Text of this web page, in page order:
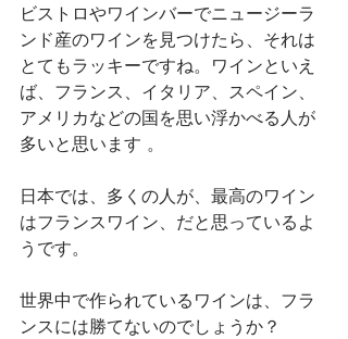
ビストロやワインバーでニュージーラ
ンド産のワインを見つけたら、それは
とてもラッキーですね。ワインといえ
ば、フランス、イタリア、スペイン、
アメリカなどの国を思い浮かべる人が
多いと思います 。
日本では、多くの人が、最高のワイン
はフランスワイン、だと思っているよ
うです。
世界中で作られているワインは、フラ
ンスには勝てないのでしょうか？